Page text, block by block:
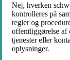
Nej, hverken
kontrolleres på
regler og
offentliggørelse af
tjenester eller
oplysninger.